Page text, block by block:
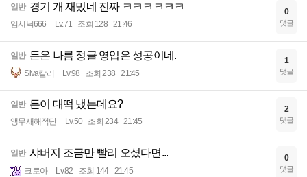
일반 경기 개 재밌네 진짜 ㅋㅋㅋㅋㅋㅋ
임시닉666 Lv.71 조회 128 21:46
0
댓글
일반 든은 나름 정글 영입은 성공이네.
Siva칼리 Lv.98 조회 238 21:45
1
댓글
일반 든이 대떡 냈는데요?
앵무새해적단 Lv.50 조회 234 21:45
2
댓글
일반 샤버지 조금만 빨리 오셨다면...
크로아 Lv.82 조회 144 21:45
0
댓글